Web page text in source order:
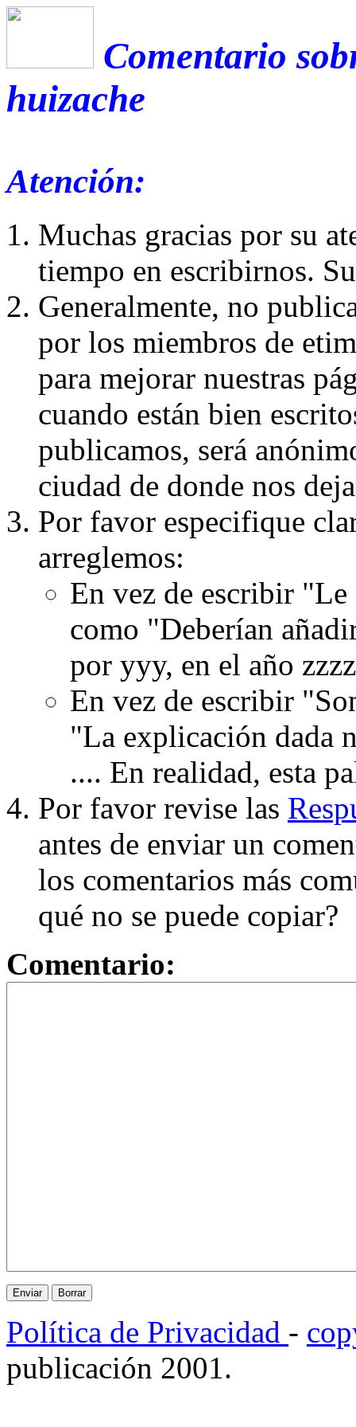
Comentario
huizache
Atención:
Muchas gracias por su
tiempo en escribirnos.
Generalmente, no
por los miembros de
para mejorar nuestras
cuando están bien
publicamos, será
ciudad de donde nos
Por favor especifique
arreglemos:
En vez de escribir
como "Deberían
por yyy, en el año
En vez de escribir
"La explicación dada
.... En realidad, esta
Por favor revise las
antes de enviar un
los comentarios más
qué no se puede copiar?
Comentario:
Política de Privacidad -
publicación 2001.